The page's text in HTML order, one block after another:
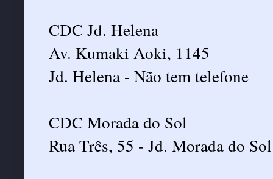
CDC Jd. Helena
Av. Kumaki Aoki, 1145
Jd. Helena - Não tem telefone
CDC Morada do Sol
Rua Três, 55 - Jd. Morada do